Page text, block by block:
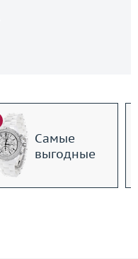
Самые
выгодные